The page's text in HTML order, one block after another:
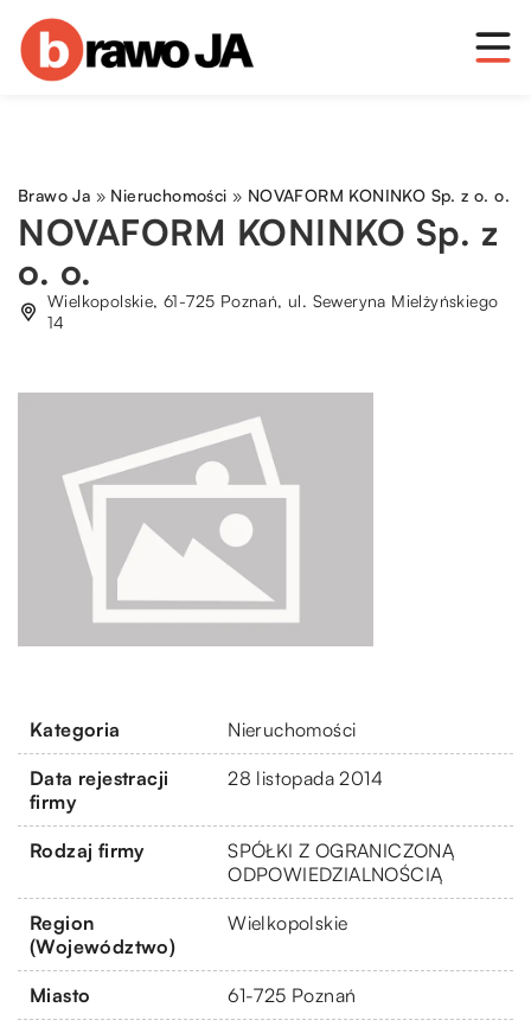
Brawo Ja » Nieruchomości » NOVAFORM KONINKO Sp. z o. o.
NOVAFORM KONINKO Sp. z
o. o.
Wielkopolskie, 61-725 Poznań, ul. Seweryna Mielżyńskiego
14
Kategoria Nieruchomości
Data rejestracji
firmy
28 listopada 2014
Rodzaj firmy
SPÓŁKI Z OGRANICZONĄ
ODPOWIEDZIALNOŚCIĄ
Region
(Województwo)
Wielkopolskie
Miasto 61-725 Poznań